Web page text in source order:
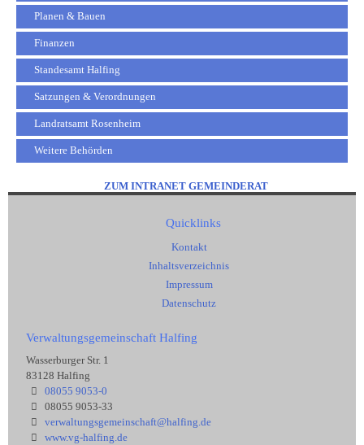
Planen & Bauen
Finanzen
Standesamt Halfing
Satzungen & Verordnungen
Landratsamt Rosenheim
Weitere Behörden
ZUM INTRANET GEMEINDERAT
Quicklinks
Kontakt
Inhaltsverzeichnis
Impressum
Datenschutz
Verwaltungsgemeinschaft Halfing
Wasserburger Str. 1
83128 Halfing
08055 9053-0
08055 9053-33
verwaltungsgemeinschaft@halfing.de
www.vg-halfing.de